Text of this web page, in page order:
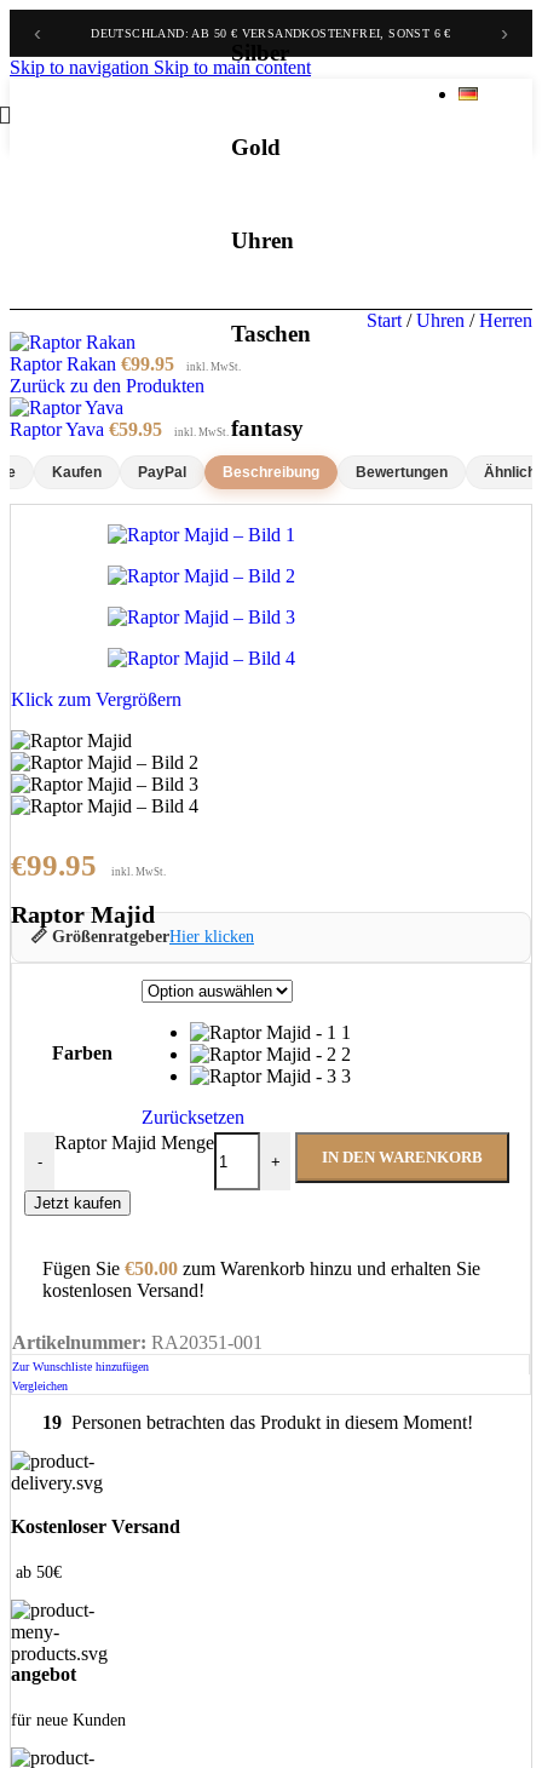
‹ DEUTSCHLAND: AB 50 € VERSANDKOSTENFREI, SONST 6 €
BELGIEN & NIEDERLANDE: AB 70 € GRATIS, SONST 9,90 € ›
Skip to navigation Skip to main content
Silber
Gold
Uhren
Taschen
fantasy
Start / Uhren / Herren
Raptor Rakan €99.95 inkl. MwSt.
Zurück zu den Produkten
Raptor Yava €59.95 inkl. MwSt.
Kaufen PayPal Beschreibung Bewertungen
Klick zum Vergrößern
€99.95 inkl. MwSt.
Raptor Majid
📏 GrößenratgeberHier klicken
Farben
1
2
3
Zurücksetzen
-
Raptor Majid Menge
+ IN DEN WARENKORB
Jetzt kaufen
Fügen Sie €50.00 zum Warenkorb hinzu und erhalten Sie
kostenlosen Versand!
Artikelnummer: RA20351-001
Zur Wunschliste hinzufügen
Vergleichen
19 Personen betrachten das Produkt in diesem Moment!
Kostenloser Versand
ab 50€
angebot
für neue Kunden